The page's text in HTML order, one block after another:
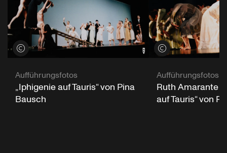
Credits öffnen
Aufführungsfotos
„Iphigenie auf Tauris“ von Pina
Bausch
Credits öffnen
Aufführungsfotos
Ruth Amarante
auf Tauris“ von